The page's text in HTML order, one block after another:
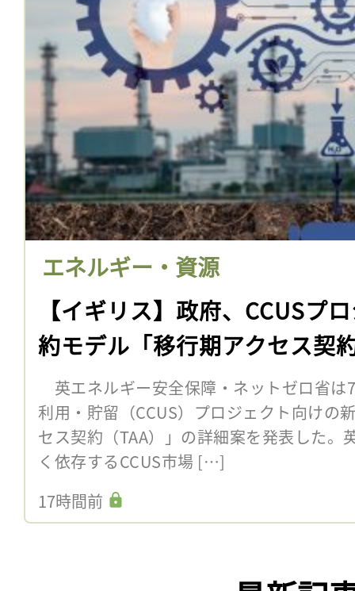
エネルギー・資源
【イギリス】政府、CCUSプ
約モデル「移行期アクセス契
英エネルギー安全保障・ネットゼロ省は
利用・貯留（CCUS）プロジェクト向けの
セス契約（TAA）」の詳細案を発表した。
く依存するCCUS市場 […]
17時間前